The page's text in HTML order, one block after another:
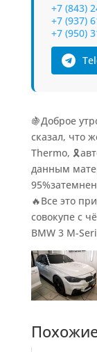
+7 (843)
+7 (937)
+7 (950)
🍇Доброе
сказал, что
Thermo,
данным
🔥Все это
совокупе с
BMW 3 M-